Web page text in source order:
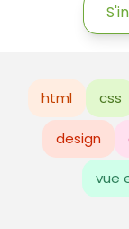
html css
design
vue